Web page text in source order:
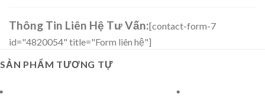
Thông Tin Liên Hệ Tư Vấn:[contact-form-7
id="4820054" title="Form liên hệ"]
SẢN PHẨM TƯƠNG TỰ